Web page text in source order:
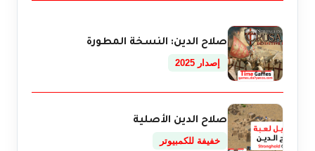
صلاح الدين: النسخة المطورة
إصدار 2025
صلاح الدين الأصلية
خفيفة للكمبيوتر